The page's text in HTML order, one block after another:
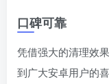
口碑可靠
凭借强大的清理效
到广大安卓用户的